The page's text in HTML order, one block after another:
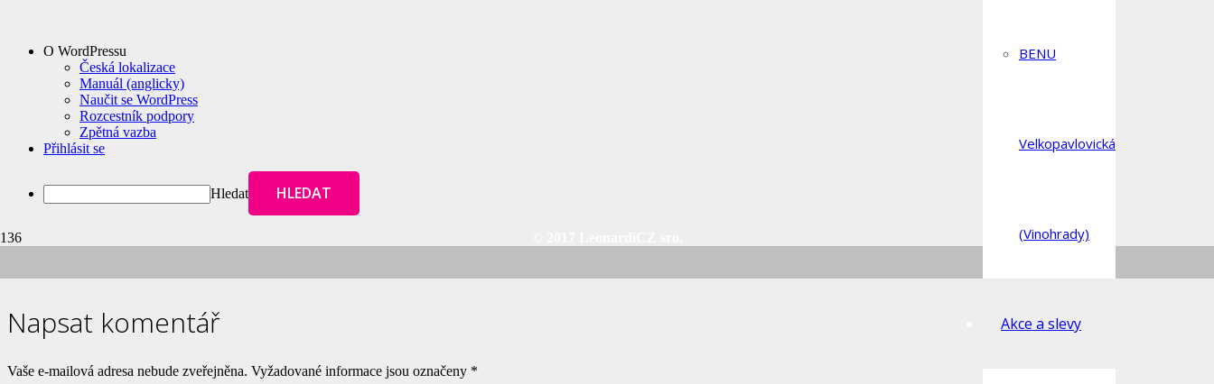
O WordPressu
Česká lokalizace
Manuál (anglicky)
Naučit se WordPress
Rozcestník podpory
Zpětná vazba
Přihlásit se
Hledat
BENU
Velkopavlovická
(Vinohrady)
Akce a slevy
Napsat komentář
Vaše e-mailová adresa nebude zveřejněna. Vyžadované informace jsou označeny *